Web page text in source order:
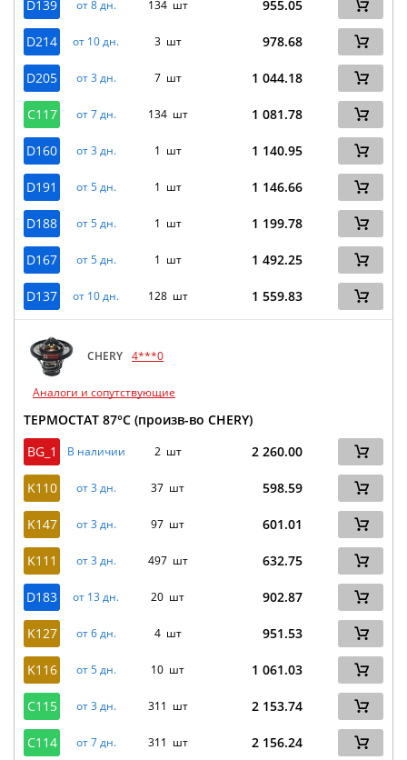
D139 от 8 дн. 134 шт 955.05
D214 от 10 дн. 3 шт 978.68
D205 от 3 дн. 7 шт 1 044.18
C117 от 7 дн. 134 шт 1 081.78
D160 от 3 дн. 1 шт 1 140.95
D191 от 5 дн. 1 шт 1 146.66
D188 от 5 дн. 1 шт 1 199.78
D167 от 5 дн. 1 шт 1 492.25
D137 от 10 дн. 128 шт 1 559.83
CHERY 4***0
Аналоги и сопутствующие
ТЕРМОСТАТ 87°C (произв-во CHERY)
BG_1
В наличии 2 шт 2 260.00
K110 от 3 дн. 37 шт 598.59
K147 от 3 дн. 97 шт 601.01
K111 от 3 дн. 497 шт 632.75
D183 от 13 дн. 20 шт 902.87
K127 от 6 дн. 4 шт 951.53
K116 от 5 дн. 10 шт 1 061.03
C115 от 3 дн. 311 шт 2 153.74
C114 от 7 дн. 311 шт 2 156.24